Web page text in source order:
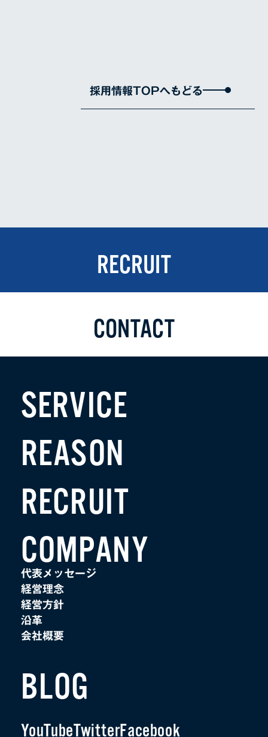
採用情報TOPへもどる
RECRUIT
CONTACT
SERVICE
REASON
RECRUIT
COMPANY
代表メッセージ
経営理念
経営方針
沿革
会社概要
BLOG
YouTubeTwitterFacebook